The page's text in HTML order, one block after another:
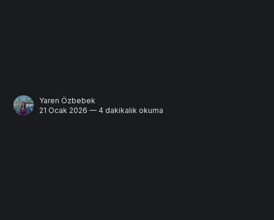
Yaren Özbebek
21 Ocak 2026 — 4 dakikalık okuma